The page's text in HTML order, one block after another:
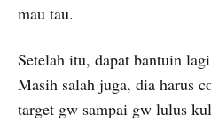
mau tau.
Setelah itu, dapat bantuin
Masih salah juga, dia harus
target gw sampai gw lulus